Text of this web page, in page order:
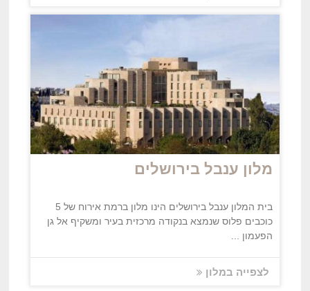
מלון ענבל בירושלים
בית המלון ענבל בירושלים הינו מלון ברמת אירוח של 5
כוכבים פלוס שנמצא בנקודה מרכזית בעיר ומשקיף אל גן
הפעמון ...
לצפייה במלון